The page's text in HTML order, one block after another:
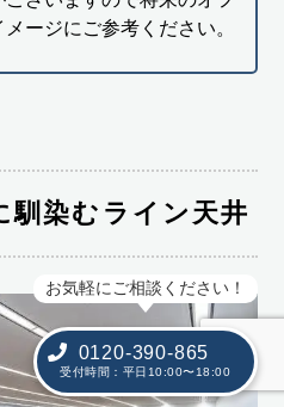
お気軽にご相談ください！
0120-390-865
受付時間：平日10:00〜18:00
メージにご参考ください。
馴染むライン天井